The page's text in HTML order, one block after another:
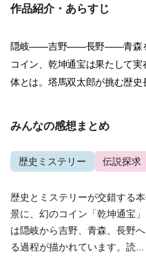
作品紹介・あらすじ
隠岐——吉野——長野——青森を
コイン、乾坤通宝は果たして
体とは。塔馬双太郎が挑む歴史
みんなの感想まとめ
歴史ミステリー 伝説探求
歴史とミステリーが交錯する
景に、幻のコイン「乾坤通宝
は隠岐から吉野、青森、長野
る過程が描かれています。読...